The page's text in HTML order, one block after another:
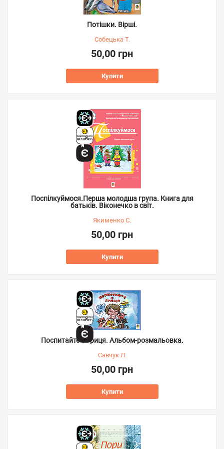
Потішки. Вірші.
Собецька Т.
50,00 грн
Купити
Поспілкуймося.Перша молодша група. Книга для
батьків. Віконечко в світ.
Якименко С.
50,00 грн
Купити
Поспитайте в Гриця. Альбом-розмальовка.
Савчук Л.
50,00 грн
Купити